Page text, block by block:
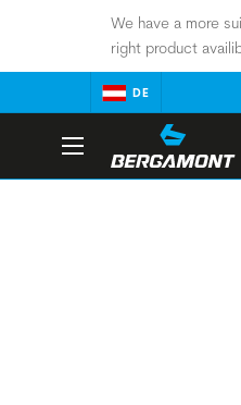
We have a more
right product
DE